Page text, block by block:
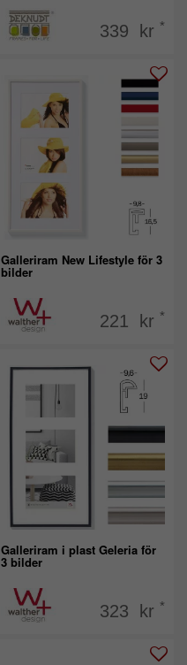
339 kr *
Galleriram New Lifestyle för 3
bilder
221 kr *
Galleriram i plast Geleria för
3 bilder
323 kr *